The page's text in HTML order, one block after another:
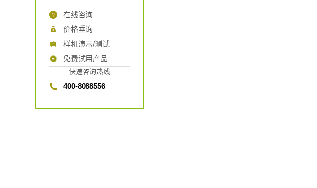
在线咨询
价格垂询
样机演示/测试
免费试用产品
快速咨询热线
400-8088556